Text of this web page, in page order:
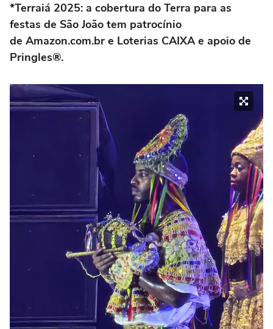
*Terraiá 2025: a cobertura do Terra para as
festas de São João tem patrocínio
de Amazon.com.br e Loterias CAIXA e apoio de
Pringles®.